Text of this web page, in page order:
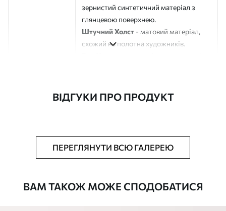
зернистий синтетичний матеріал з
глянцевою поверхнею.
Штучний Холст - матовий матеріал,
схожий на полотна художників.
Додатково Можна додати лакове покриття.
ВІДГУКИ ПРО ПРОДУКТ
ПЕРЕГЛЯНУТИ ВСЮ ГАЛЕРЕЮ
ВАМ ТАКОЖ МОЖЕ СПОДОБАТИСЯ